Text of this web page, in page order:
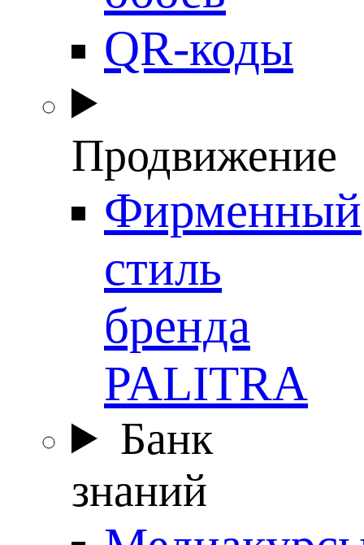
QR-коды
Продвижение
Фирменный
стиль
бренда
PALITRA
Банк
знаний